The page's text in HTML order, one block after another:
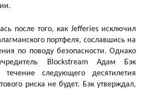
после того, как Jefferies исключил
портфеля, сославшись на
по поводу безопасности. Однако
Blockstream Адам Бэк
следующего десятилетия
риска не будет. Бэк утверждал,